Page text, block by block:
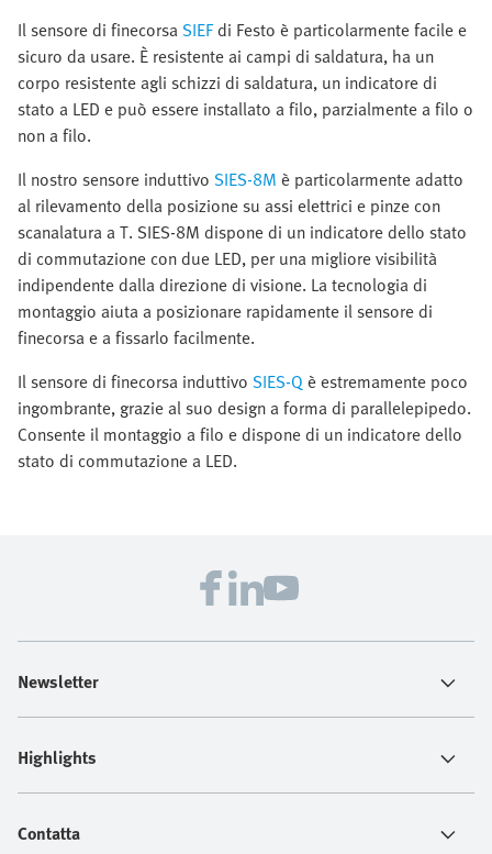
Il sensore di finecorsaSIEFdi Festo è particolarmente facile e
sicuro da usare. È resistente ai campi di saldatura, ha un
corpo resistente agli schizzi di saldatura, un indicatore di
stato a LED e può essere installato a filo, parzialmente a filo o
non a filo.
Il nostro sensore induttivo SIES-8M è particolarmente adatto
al rilevamento della posizione su assi elettrici e pinze con
scanalatura a T. SIES-8M dispone di un indicatore dello stato
di commutazione con due LED, per una migliore visibilità
indipendente dalla direzione di visione. La tecnologia di
montaggio aiuta a posizionare rapidamente il sensore di
finecorsa e a fissarlo facilmente.
Il sensore di finecorsa induttivo SIES-Qè estremamente poco
ingombrante, grazie al suo design a forma di parallelepipedo.
Consente il montaggio a filo e dispone di un indicatore dello
stato di commutazione a LED.
Newsletter
Highlights
Contatta